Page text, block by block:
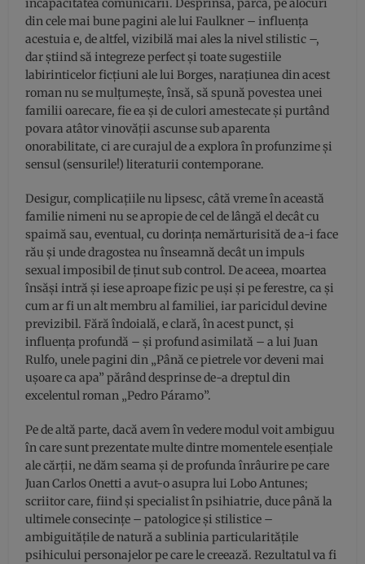
incapacitatea comunicării. Desprinsă, parcă, pe alocuri
din cele mai bune pagini ale lui Faulkner – influența
acestuia e, de altfel, vizibilă mai ales la nivel stilistic –,
dar știind să integreze perfect și toate sugestiile
labirinticelor ficțiuni ale lui Borges, narațiunea din acest
roman nu se mulțumește, însă, să spună povestea unei
familii oarecare, fie ea și de culori amestecate și purtând
povara atâtor vinovății ascunse sub aparenta
onorabilitate, ci are curajul de a explora în profunzime și
sensul (sensurile!) literaturii contemporane.
Desigur, complicațiile nu lipsesc, câtă vreme în această
familie nimeni nu se apropie de cel de lângă el decât cu
spaimă sau, eventual, cu dorința nemărturisită de a-i face
rău și unde dragostea nu înseamnă decât un impuls
sexual imposibil de ținut sub control. De aceea, moartea
însăși intră și iese aproape fizic pe uși și pe ferestre, ca și
cum ar fi un alt membru al familiei, iar paricidul devine
previzibil. Fără îndoială, e clară, în acest punct, și
influența profundă – și profund asimilată – a lui Juan
Rulfo, unele pagini din „Până ce pietrele vor deveni mai
ușoare ca apa” părând desprinse de-a dreptul din
excelentul roman „Pedro Páramo”.
Pe de altă parte, dacă avem în vedere modul voit ambiguu
în care sunt prezentate multe dintre momentele esențiale
ale cărții, ne dăm seama și de profunda înrâurire pe care
Juan Carlos Onetti a avut-o asupra lui Lobo Antunes;
scriitor care, fiind și specialist în psihiatrie, duce până la
ultimele consecințe – patologice și stilistice –
ambiguitățile de natură a sublinia particularitățile
psihicului personajelor pe care le creează. Rezultatul va fi